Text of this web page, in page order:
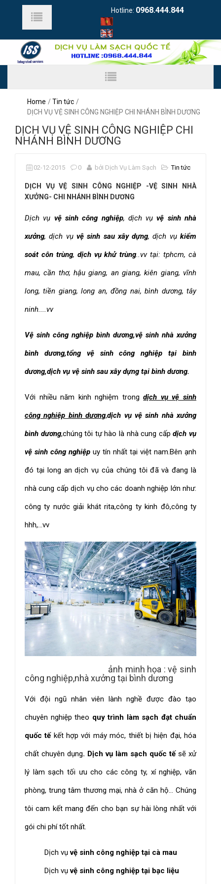
Hotline: 0968.444.844
Home
Tin tức
DỊCH VỤ VỆ SINH CÔNG NGHIỆP CHI NHÁNH BÌNH DƯƠNG
DỊCH VỤ VỆ SINH CÔNG NGHIỆP CHI
NHÁNH BÌNH DƯƠNG
02-12-2015 0 bởi Dịch Vụ Làm Sạch Tin tức
DỊCH VỤ VỆ SINH CÔNG NGHIỆP -VỆ SINH NHÀ
XƯỞNG- CHI NHÁNH BÌNH DƯƠNG
Dịch vụ vệ sinh công nghiệp, dịch vụvệ sinh nhà
xưởng, dịch vụ vệ sinh sau xây dựng, dịch vụkiểm
soát côn trùng, dịch vụ khử trùng..vv tại: tphcm, cà
mau, cần thơ, hậu giang, an giang, kiên giang, vĩnh
long, tiền giang, long an, đồng nai, bình dương, tây
ninh....vv
Vệ sinh công nghiệp bình dương,vệ sinh nhà xưởng
bình dương,tổng vệ sinh công nghiệp tại bình
dương,dịch vụ vệ sinh sau xây dựng tại bình dương.
Với nhiều năm kinh nghiệm trongdịch vụ vệ sinh
công nghiệp bình dương,dịch vụ vệ sinh nhà xưởng
bình dương,chúng tôi tự hào là nhà cung cấpdịch vụ
vệ sinh công nghiệp uy tín nhất tại việt nam.Bên ạnh
đó tại long an dịch vụ của chúng tôi đã và đang là
nhà cung cấp dịch vụ cho các doanh nghiệp lớn như:
công ty nước giải khát rita,công ty kinh đô,công ty
hhh,...vv
ảnh minh họa : vệ sinh
công nghiệp,nhà xưởng tại bình dương
Với đội ngũ nhân viên lành nghề được đào tạo
chuyên nghiệp theo quy trình làm sạch đạt chuẩn
quốc tếkết hợp với máy móc, thiết bị hiện đại, hóa
chất chuyên dụng. Dịch vụ làm sạch quốc tếsẽ xử
lý làm sạch tối ưu cho các công ty, xí nghiệp, văn
phòng, trung tâm thương mại, nhà ở căn hộ... Chúng
tôi cam kết mang đến cho bạn sự hài lòng nhất với
gói chi phí tốt nhất.
Dịch vụvệ sinh công nghiệp tại cà mau
Dịch vụvệ sinh công nghiệp tại bạc liệu